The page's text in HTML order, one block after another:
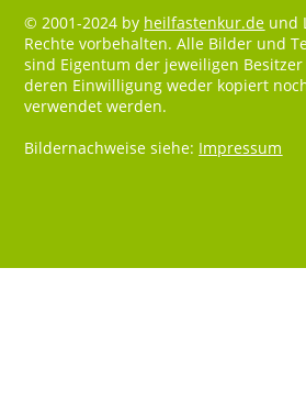
© 2001-2024 by heilfastenkur.de und
Rechte vorbehalten. Alle Bilder und
sind Eigentum der jeweiligen
deren Einwilligung weder kopiert
verwendet werden.
Bildernachweise siehe: Impressum